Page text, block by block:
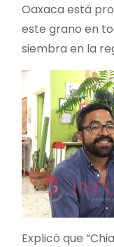
Oaxaca está
este grano en
siembra en la
Explicó que